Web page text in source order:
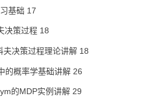
基础 17
决策过程 18
夫决策过程理论讲解 18
的概率学基础讲解 26
的MDP实例讲解 29